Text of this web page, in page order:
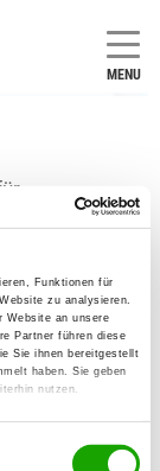
Funktionen für
zu analysieren.
Website an unsere
Partner führen diese
Sie ihnen bereitgestellt
haben. Sie geben
nutzen.
MENU